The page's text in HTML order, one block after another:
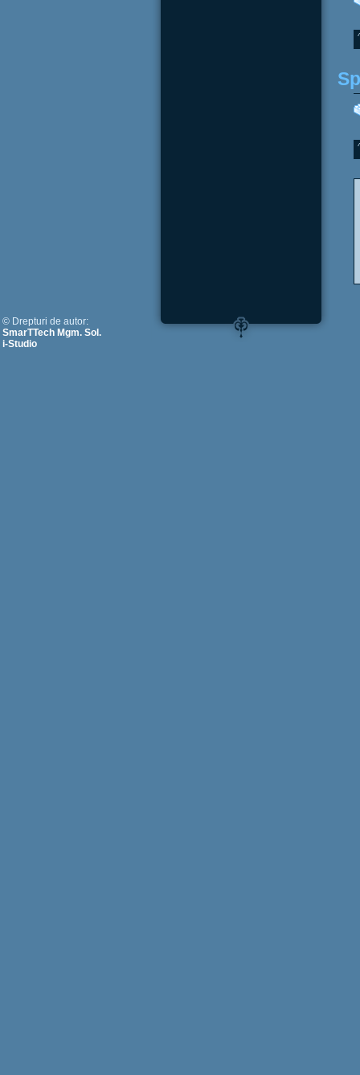
© Drepturi de autor:
SmarTTech Mgm. Sol.
i-Studio